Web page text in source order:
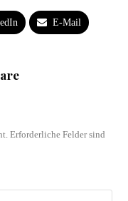
E-Mail
Erforderliche Felder sind